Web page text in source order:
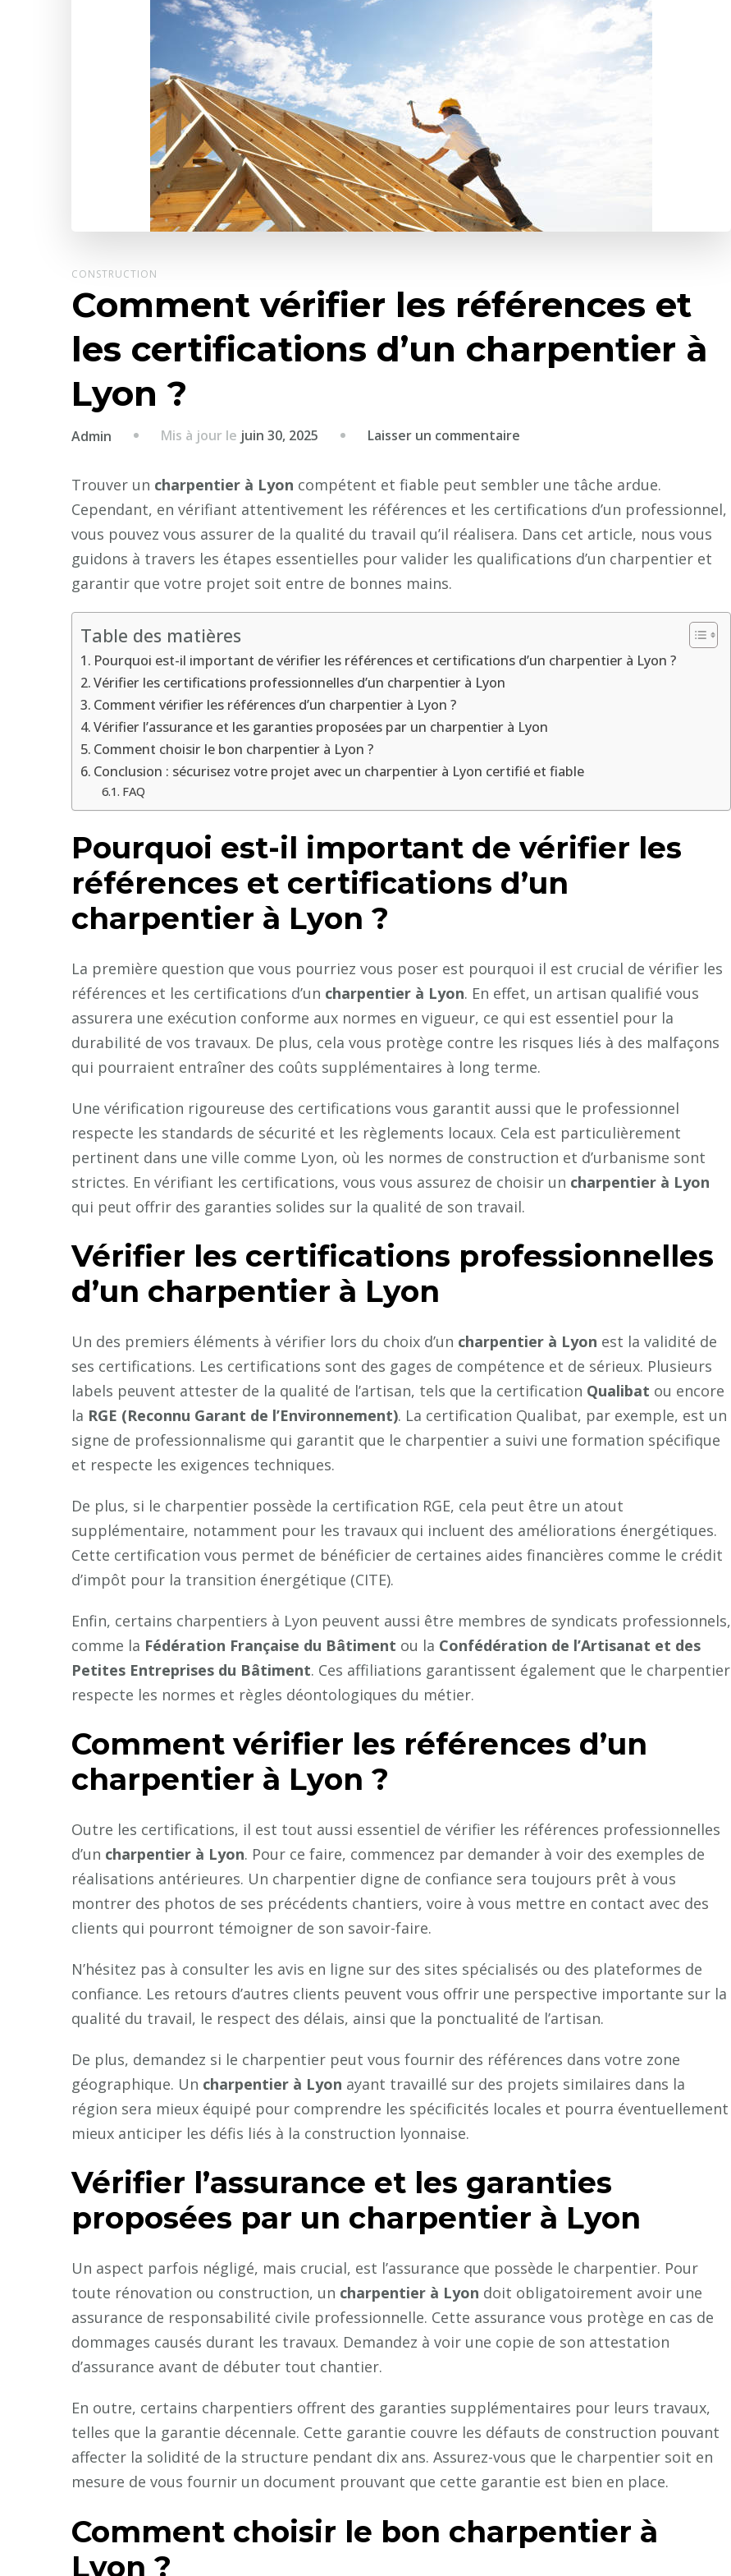
CONSTRUCTION
Comment vérifier les références et
les certifications d’un charpentier à
Lyon ?
Admin Mis à jour le juin 30, 2025 Laisser un commentaire
vérifier
les
et
les
d’un
à
Trouver un charpentier à Lyon compétent et fiable peut sembler une tâche ardue.
Cependant, en vérifiant attentivement les références et les certifications d’un professionnel,
vous pouvez vous assurer de la qualité du travail qu’il réalisera. Dans cet article, nous vous
guidons à travers les étapes essentielles pour valider les qualifications d’un charpentier et
garantir que votre projet soit entre de bonnes mains.
Table des matières
Pourquoi est-il important de vérifier les références et certifications d’un charpentier à Lyon ?
Vérifier les certifications professionnelles d’un charpentier à Lyon
Comment vérifier les références d’un charpentier à Lyon ?
Vérifier l’assurance et les garanties proposées par un charpentier à Lyon
Comment choisir le bon charpentier à Lyon ?
Conclusion : sécurisez votre projet avec un charpentier à Lyon certifié et fiable
FAQ
Pourquoi est-il important de vérifier les
références et certifications d’un
charpentier à Lyon ?
La première question que vous pourriez vous poser est pourquoi il est crucial de vérifier les
références et les certifications d’un charpentier à Lyon. En effet, un artisan qualifié vous
assurera une exécution conforme aux normes en vigueur, ce qui est essentiel pour la
durabilité de vos travaux. De plus, cela vous protège contre les risques liés à des malfaçons
qui pourraient entraîner des coûts supplémentaires à long terme.
Une vérification rigoureuse des certifications vous garantit aussi que le professionnel
respecte les standards de sécurité et les règlements locaux. Cela est particulièrement
pertinent dans une ville comme Lyon, où les normes de construction et d’urbanisme sont
strictes. En vérifiant les certifications, vous vous assurez de choisir un charpentier à Lyon
qui peut offrir des garanties solides sur la qualité de son travail.
Vérifier les certifications professionnelles
d’un charpentier à Lyon
Un des premiers éléments à vérifier lors du choix d’un charpentier à Lyon est la validité de
ses certifications. Les certifications sont des gages de compétence et de sérieux. Plusieurs
labels peuvent attester de la qualité de l’artisan, tels que la certification Qualibat ou encore
la RGE (Reconnu Garant de l’Environnement). La certification Qualibat, par exemple, est un
signe de professionnalisme qui garantit que le charpentier a suivi une formation spécifique
et respecte les exigences techniques.
De plus, si le charpentier possède la certification RGE, cela peut être un atout
supplémentaire, notamment pour les travaux qui incluent des améliorations énergétiques.
Cette certification vous permet de bénéficier de certaines aides financières comme le crédit
d’impôt pour la transition énergétique (CITE).
Enfin, certains charpentiers à Lyon peuvent aussi être membres de syndicats professionnels,
comme la Fédération Française du Bâtiment ou la Confédération de l’Artisanat et des
Petites Entreprises du Bâtiment. Ces affiliations garantissent également que le charpentier
respecte les normes et règles déontologiques du métier.
Comment vérifier les références d’un
charpentier à Lyon ?
Outre les certifications, il est tout aussi essentiel de vérifier les références professionnelles
d’un charpentier à Lyon. Pour ce faire, commencez par demander à voir des exemples de
réalisations antérieures. Un charpentier digne de confiance sera toujours prêt à vous
montrer des photos de ses précédents chantiers, voire à vous mettre en contact avec des
clients qui pourront témoigner de son savoir-faire.
N’hésitez pas à consulter les avis en ligne sur des sites spécialisés ou des plateformes de
confiance. Les retours d’autres clients peuvent vous offrir une perspective importante sur la
qualité du travail, le respect des délais, ainsi que la ponctualité de l’artisan.
De plus, demandez si le charpentier peut vous fournir des références dans votre zone
géographique. Un charpentier à Lyon ayant travaillé sur des projets similaires dans la
région sera mieux équipé pour comprendre les spécificités locales et pourra éventuellement
mieux anticiper les défis liés à la construction lyonnaise.
Vérifier l’assurance et les garanties
proposées par un charpentier à Lyon
Un aspect parfois négligé, mais crucial, est l’assurance que possède le charpentier. Pour
toute rénovation ou construction, un charpentier à Lyon doit obligatoirement avoir une
assurance de responsabilité civile professionnelle. Cette assurance vous protège en cas de
dommages causés durant les travaux. Demandez à voir une copie de son attestation
d’assurance avant de débuter tout chantier.
En outre, certains charpentiers offrent des garanties supplémentaires pour leurs travaux,
telles que la garantie décennale. Cette garantie couvre les défauts de construction pouvant
affecter la solidité de la structure pendant dix ans. Assurez-vous que le charpentier soit en
mesure de vous fournir un document prouvant que cette garantie est bien en place.
Comment choisir le bon charpentier à
Lyon ?